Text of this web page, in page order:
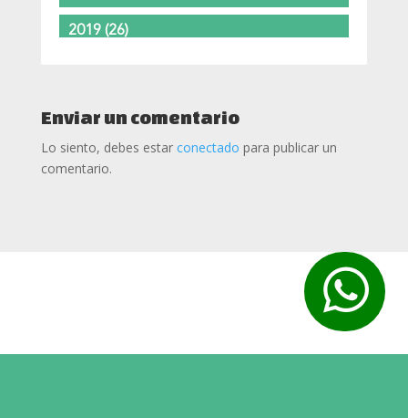
2019 (26)
2017
2016 (24)
Enviar un comentario
Lo siento, debes estar conectado para publicar un
comentario.